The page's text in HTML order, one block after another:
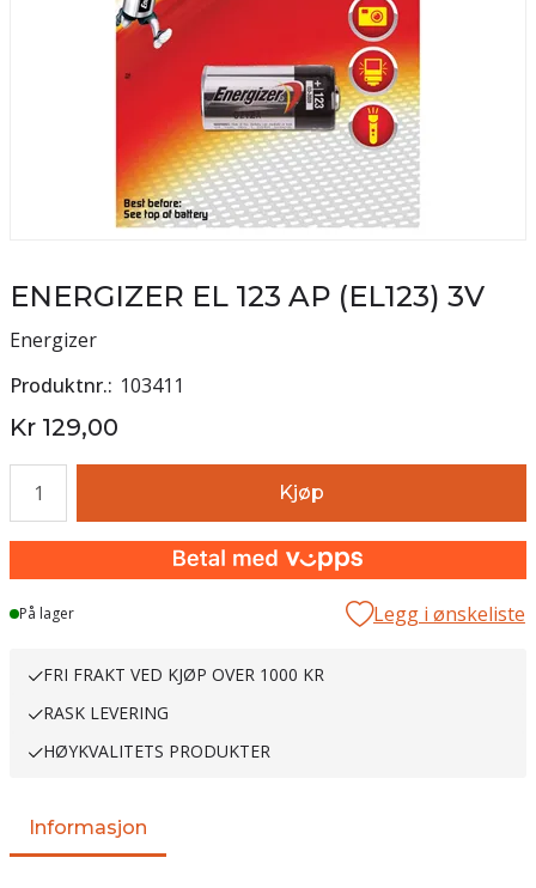
ENERGIZER EL 123 AP (EL123) 3V
Energizer
Produktnr. 103411
Kr 129,00
Kjøp
På lager Legg i ønskeliste
FRI FRAKT VED KJØP OVER 1000 KR
RASK LEVERING
HØYKVALITETS PRODUKTER
Informasjon